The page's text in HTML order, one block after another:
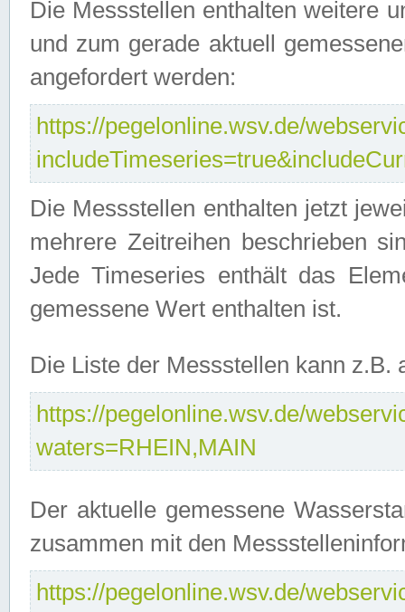
Die Messstellen enthalten weitere
und zum gerade aktuell
angefordert werden:
https://pegelonline.wsv.de/
Die Messstellen enthalten jetzt
mehrere Zeitreihen beschrieben
Jede Timeseries enthält das
gemessene Wert enthalten ist.
Die Liste der Messstellen kann
https://pegelonline.wsv.de/
waters=RHEIN,MAIN
Der aktuelle gemessene
zusammen mit den
https://pegelonline.wsv.de/